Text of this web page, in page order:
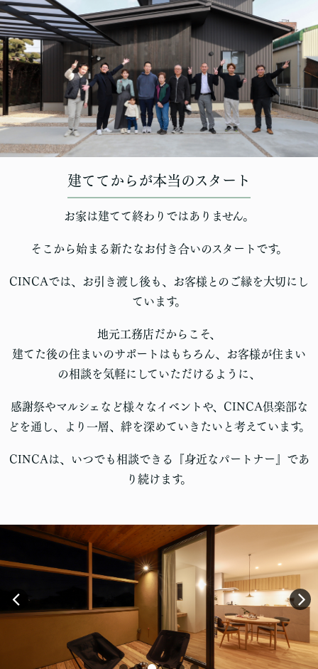
建ててからが本当のスタート
お家は建てて終わりではありません。
そこから始まる新たなお付き合いのスタートです。
CINCAでは、お引き渡し後も、お客様とのご縁を大切にし
ています。
地元工務店だからこそ、
建てた後の住まいのサポートはもちろん、お客様が住まい
の相談を気軽にしていただけるように、
感謝祭やマルシェなど様々なイベントや、CINCA倶楽部な
どを通し、より一層、絆を深めていきたいと考えています。
CINCAは、いつでも相談できる『身近なパートナー』であ
り続けます。